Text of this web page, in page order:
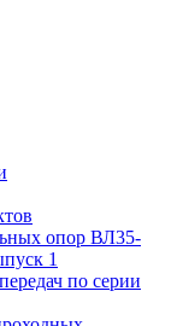
опор ВЛ35-
1
по серии